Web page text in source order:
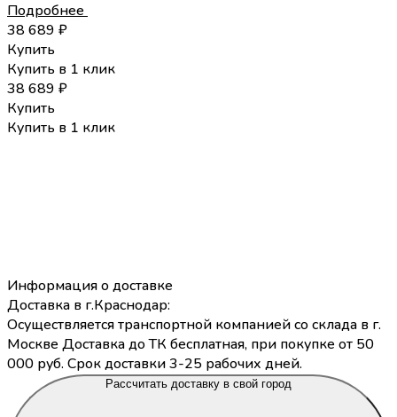
Подробнее
38 689 ₽
Купить
Купить в 1 клик
38 689 ₽
Купить
Купить в 1 клик
Информация о доставке
Доставка в г.Краснодар:
Осуществляется транспортной компанией со склада в г.
Москве Доставка до ТК бесплатная, при покупке от 50
000 руб. Срок доставки 3-25 рабочих дней.
Рассчитать доставку в свой город